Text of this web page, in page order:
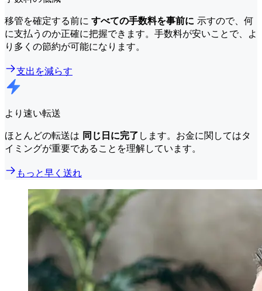
移管を確定する前に すべての手数料を事前に 示すので、何
に支払うのか正確に把握できます。手数料が安いことで、よ
り多くの節約が可能になります。
支出を減らす
より速い転送
ほとんどの転送は 同じ日に完了 します。お金に関してはタ
イミングが重要であることを理解しています。
もっと早く送れ